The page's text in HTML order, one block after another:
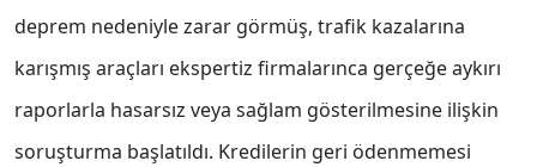
deprem nedeniyle zarar görmüş, trafik kazalarına
karışmış araçları ekspertiz firmalarınca gerçeğe aykırı
raporlarla hasarsız veya sağlam gösterilmesine ilişkin
soruşturma başlatıldı. Kredilerin geri ödenmemesi